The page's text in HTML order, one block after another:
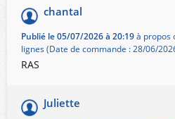
chantal
Publié le 05/07/2026 à 20:19à propos
lignes (Date de commande : 28/06/
RAS
Juliette